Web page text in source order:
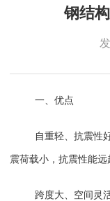
钢结
一、优点
自重轻、抗震性
震荷载小，抗震性能远
跨度大、空间灵